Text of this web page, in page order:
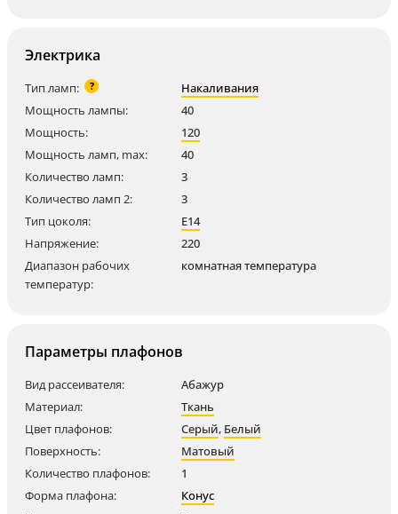
Электрика
Тип ламп: ?
Накаливания
Мощность лампы:
40
Мощность:
120
Мощность ламп, max:
40
Количество ламп:
3
Количество ламп 2:
3
Тип цоколя:
E14
Напряжение:
220
Диапазон рабочих
температур:
комнатная температура
Параметры плафонов
Вид рассеивателя:
Абажур
Материал:
Ткань
Цвет плафонов:
Серый, Белый
Поверхность:
Матовый
Количество плафонов:
1
Форма плафона:
Конус